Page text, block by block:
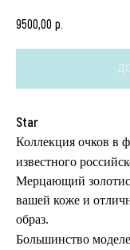
9500,00 р.
Star
Коллекция очков в
известного
Мерцающий
вашей коже и
образ.
Большинство